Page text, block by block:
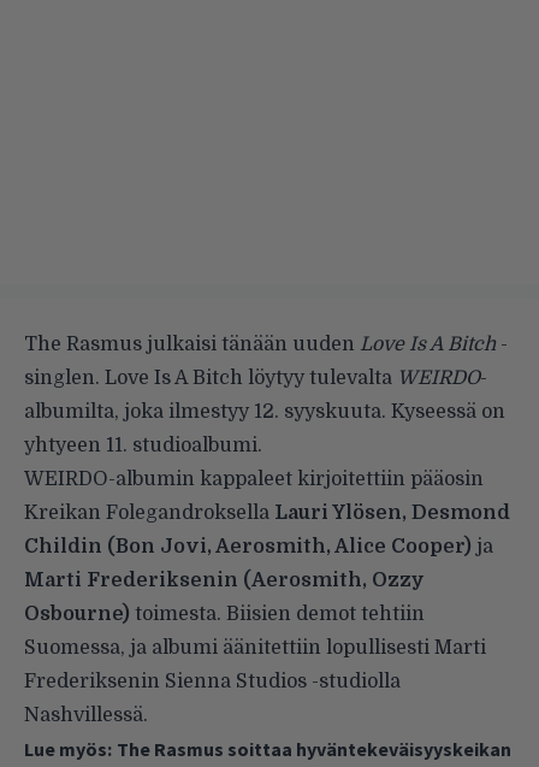
The Rasmus julkaisi tänään uuden Love Is A Bitch -
singlen. Love Is A Bitch löytyy tulevalta WEIRDO-
albumilta, joka ilmestyy 12. syyskuuta. Kyseessä on
yhtyeen 11. studioalbumi.
WEIRDO-albumin kappaleet kirjoitettiin pääosin
Kreikan Folegandroksella Lauri Ylösen, Desmond
Childin (Bon Jovi, Aerosmith, Alice Cooper) ja
Marti Frederiksenin (Aerosmith, Ozzy
Osbourne) toimesta. Biisien demot tehtiin
Suomessa, ja albumi äänitettiin lopullisesti Marti
Frederiksenin Sienna Studios -studiolla
Nashvillessä.
Lue myös: The Rasmus soittaa hyväntekeväisyyskeikan